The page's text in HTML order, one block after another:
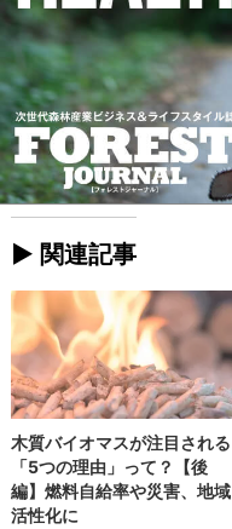
► 関連記事
木質バイオマスが注目される
「5つの理由」って？【後
編】燃料自給率や災害、地域
活性化に